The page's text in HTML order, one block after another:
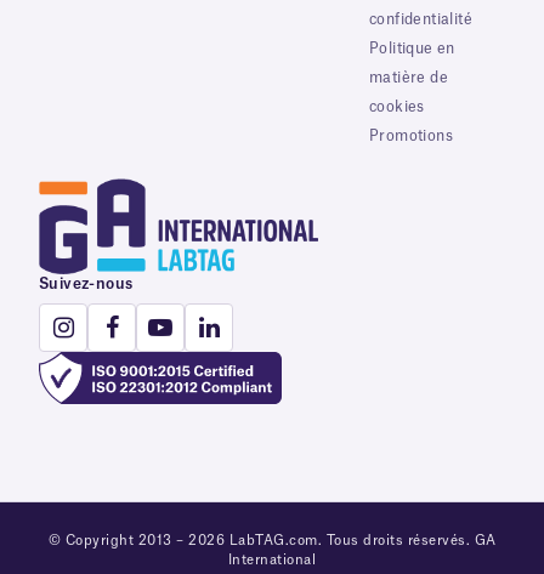
confidentialité
Politique en
matière de
cookies
Promotions
Suivez-nous
© Copyright 2013 – 2026 LabTAG.com. Tous droits réservés. GA
International